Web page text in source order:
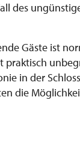
des
Gäste ist
praktisch
in der
die